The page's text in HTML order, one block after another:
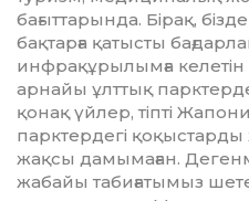
бағыттарында. Бірақ,
бақтарға қатысты
инфрақұрылымға
арнайы ұлттық
қонақ үйлер, тіпті
парктердегі
жақсы дамымаған.
жабайы табиғатымыз